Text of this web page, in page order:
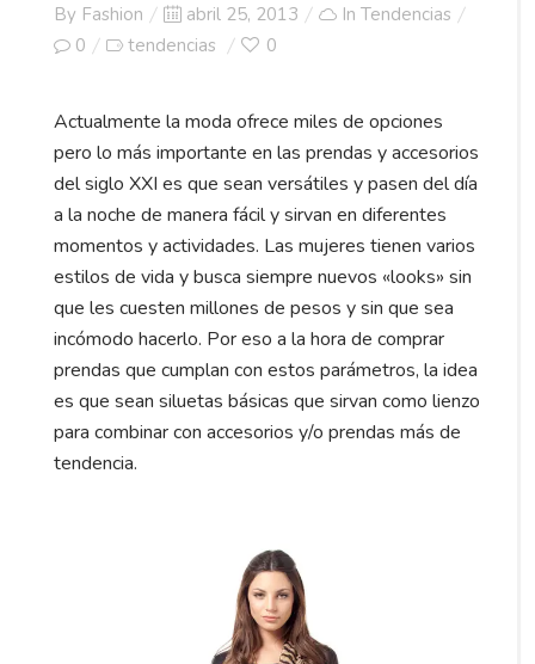
By Fashion
Posted
on
abril 25, 2013 In Tendencias
0
tendencias 0
Actualmente la moda ofrece miles de opciones
pero lo más importante en las prendas y accesorios
del siglo XXI es que sean versátiles y pasen del día
a la noche de manera fácil y sirvan en diferentes
momentos y actividades. Las mujeres tienen varios
estilos de vida y busca siempre nuevos «looks» sin
que les cuesten millones de pesos y sin que sea
incómodo hacerlo. Por eso a la hora de comprar
prendas que cumplan con estos parámetros, la idea
es que sean siluetas básicas que sirvan como lienzo
para combinar con accesorios y/o prendas más de
tendencia.